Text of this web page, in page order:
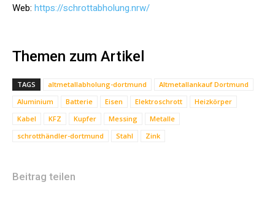
Web: https://schrottabholung.nrw/
Themen zum Artikel
TAGS altmetallabholung-dortmund
Altmetallankauf Dortmund
Aluminium
Batterie Eisen Elektroschrott
Heizkörper
Kabel
KFZ Kupfer Messing
Metalle
schrotthändler-dortmund
Stahl Zink
Beitrag teilen